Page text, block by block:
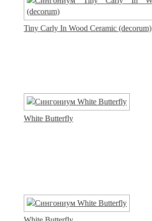
Tiny Carly In Wood Ceramic (decorum)
White Butterfly